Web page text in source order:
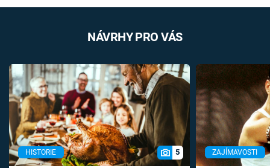
NÁVRHY PRO VÁS
HISTORIE 5 ZAJÍMAVOSTI